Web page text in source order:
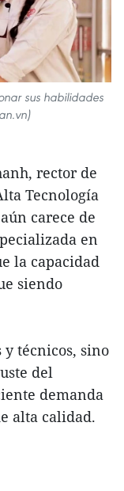
sus habilidades
rector de
Tecnología
carece de
en
la capacidad
siendo
y técnicos, sino
del
demanda
alta calidad.